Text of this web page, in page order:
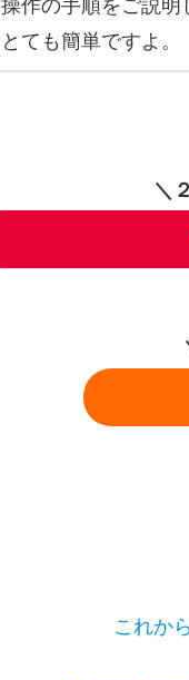
操作の手順をご説明
とても簡単ですよ。
＼
これか